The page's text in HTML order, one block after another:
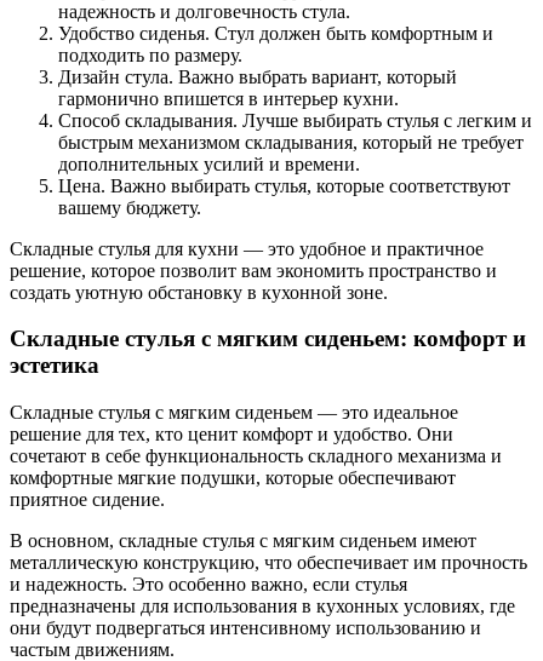
надежность и долговечность стула.
Удобство сиденья. Стул должен быть комфортным и
подходить по размеру.
Дизайн стула. Важно выбрать вариант, который
гармонично впишется в интерьер кухни.
Способ складывания. Лучше выбирать стулья с легким и
быстрым механизмом складывания, который не требует
дополнительных усилий и времени.
Цена. Важно выбирать стулья, которые соответствуют
вашему бюджету.
Складные стулья для кухни — это удобное и практичное
решение, которое позволит вам экономить пространство и
создать уютную обстановку в кухонной зоне.
Складные стулья с мягким сиденьем: комфорт и
эстетика
Складные стулья с мягким сиденьем — это идеальное
решение для тех, кто ценит комфорт и удобство. Они
сочетают в себе функциональность складного механизма и
комфортные мягкие подушки, которые обеспечивают
приятное сидение.
В основном, складные стулья с мягким сиденьем имеют
металлическую конструкцию, что обеспечивает им прочность
и надежность. Это особенно важно, если стулья
предназначены для использования в кухонных условиях, где
они будут подвергаться интенсивному использованию и
частым движениям.